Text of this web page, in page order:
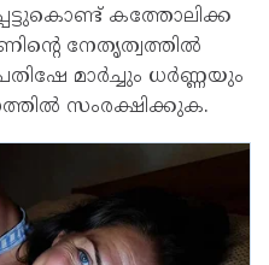
കത്തോലിക്ക
നേതൃത്വത്തിൽ
മാർച്ചും ധർണ്ണയും
സംരക്ഷിക്കുക.